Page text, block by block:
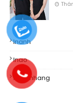
Inanh
Inao
Khachhang